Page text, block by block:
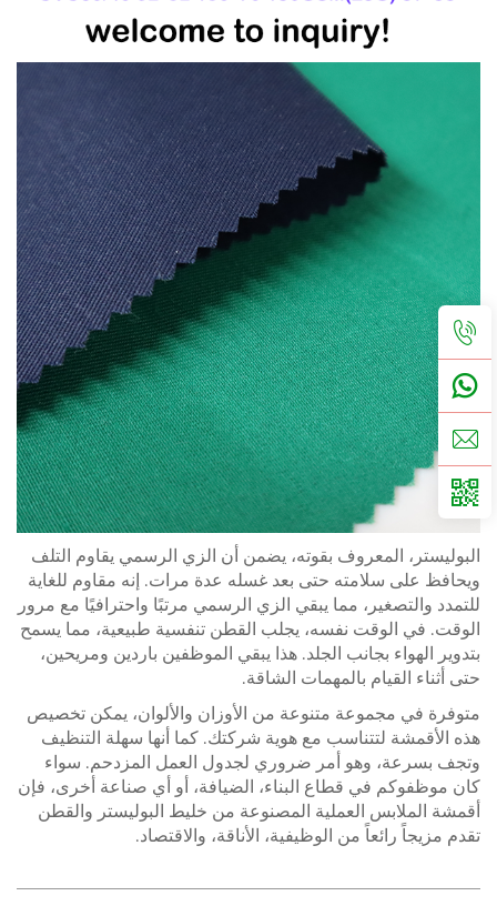
البوليستر، المعروف بقوته، يضمن أن الزي الرسمي يقاوم التلف
ويحافظ على سلامته حتى بعد غسله عدة مرات. إنه مقاوم للغاية
للتمدد والتصغير، مما يبقي الزي الرسمي مرتبًا واحترافيًا مع مرور
الوقت. في الوقت نفسه، يجلب القطن تنفسية طبيعية، مما يسمح
بتدوير الهواء بجانب الجلد. هذا يبقي الموظفين باردين ومريحين،
حتى أثناء القيام بالمهمات الشاقة.
متوفرة في مجموعة متنوعة من الأوزان والألوان، يمكن تخصيص
هذه الأقمشة لتتناسب مع هوية شركتك. كما أنها سهلة التنظيف
وتجف بسرعة، وهو أمر ضروري لجدول العمل المزدحم. سواء
كان موظفوكم في قطاع البناء، الضيافة، أو أي صناعة أخرى، فإن
أقمشة الملابس العملية المصنوعة من خليط البوليستر والقطن
تقدم مزيجاً رائعاً من الوظيفية، الأناقة، والاقتصاد.